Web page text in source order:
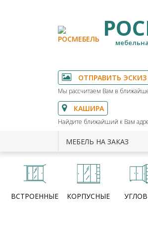
ОТПРАВИТЬ ЭСКИЗ
Мы рассчитаем Вам в
КАШИРА
Найдите ближайший к Вам
МЕБЕЛЬ НА ЗАКАЗ
ВСТРОЕННЫЕ КОРПУСНЫЕ